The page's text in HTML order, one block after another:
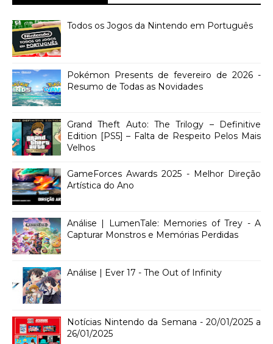
Todos os Jogos da Nintendo em Português
Pokémon Presents de fevereiro de 2026 -
Resumo de Todas as Novidades
Grand Theft Auto: The Trilogy – Definitive
Edition [PS5] – Falta de Respeito Pelos Mais
Velhos
GameForces Awards 2025 - Melhor Direção
Artística do Ano
Análise | LumenTale: Memories of Trey - A
Capturar Monstros e Memórias Perdidas
Análise | Ever 17 - The Out of Infinity
Notícias Nintendo da Semana - 20/01/2025 a
26/01/2025